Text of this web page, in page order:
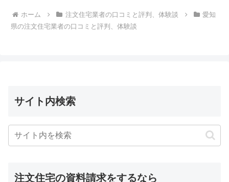
ホーム 注文住宅業者の口コミと評判、体験談
愛知
県の注文住宅業者の口コミと評判、体験談
サイト内検索
注文住宅の資料請求をするなら